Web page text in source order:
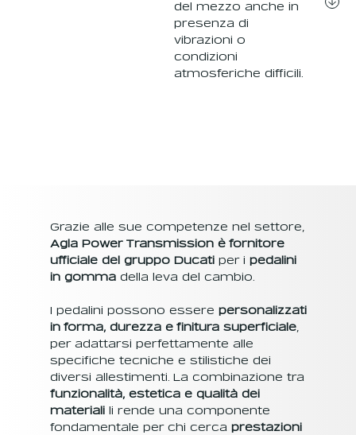
del mezzo anche in
presenza di
vibrazioni o
condizioni
atmosferiche difficili.
Grazie alle sue competenze nel settore,
Agla Power Transmission è fornitore
ufficiale del gruppo Ducatiper i pedalini
in gommadella leva del cambio.
I pedalini possono essere personalizzati
in forma, durezza e finitura superficiale,
per adattarsi perfettamente alle
specifiche tecniche e stilistiche dei
diversi allestimenti. La combinazione tra
funzionalità, estetica e qualità dei
materialili rende una componente
fondamentale per chi cerca prestazioni